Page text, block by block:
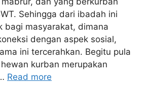
Sehingga dari ibadah ini
bagi masyarakat, dimana
dengan aspek sosial,
ini tercerahkan. Begitu pula
kurban merupakan
Read more